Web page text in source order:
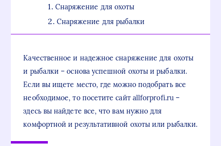
Снаряжение для охоты
Снаряжение для рыбалки
Качественное и надежное снаряжение для охоты
и рыбалки – основа успешной охоты и рыбалки.
Если вы ищете место, где можно подобрать все
необходимое, то посетите сайт allforprofi.ru –
здесь вы найдете все, что вам нужно для
комфортной и результативной охоты или рыбалки.